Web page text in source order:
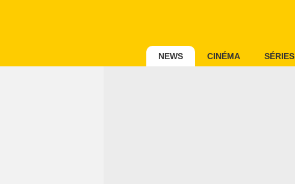
NEWS CINÉMA SÉRIES